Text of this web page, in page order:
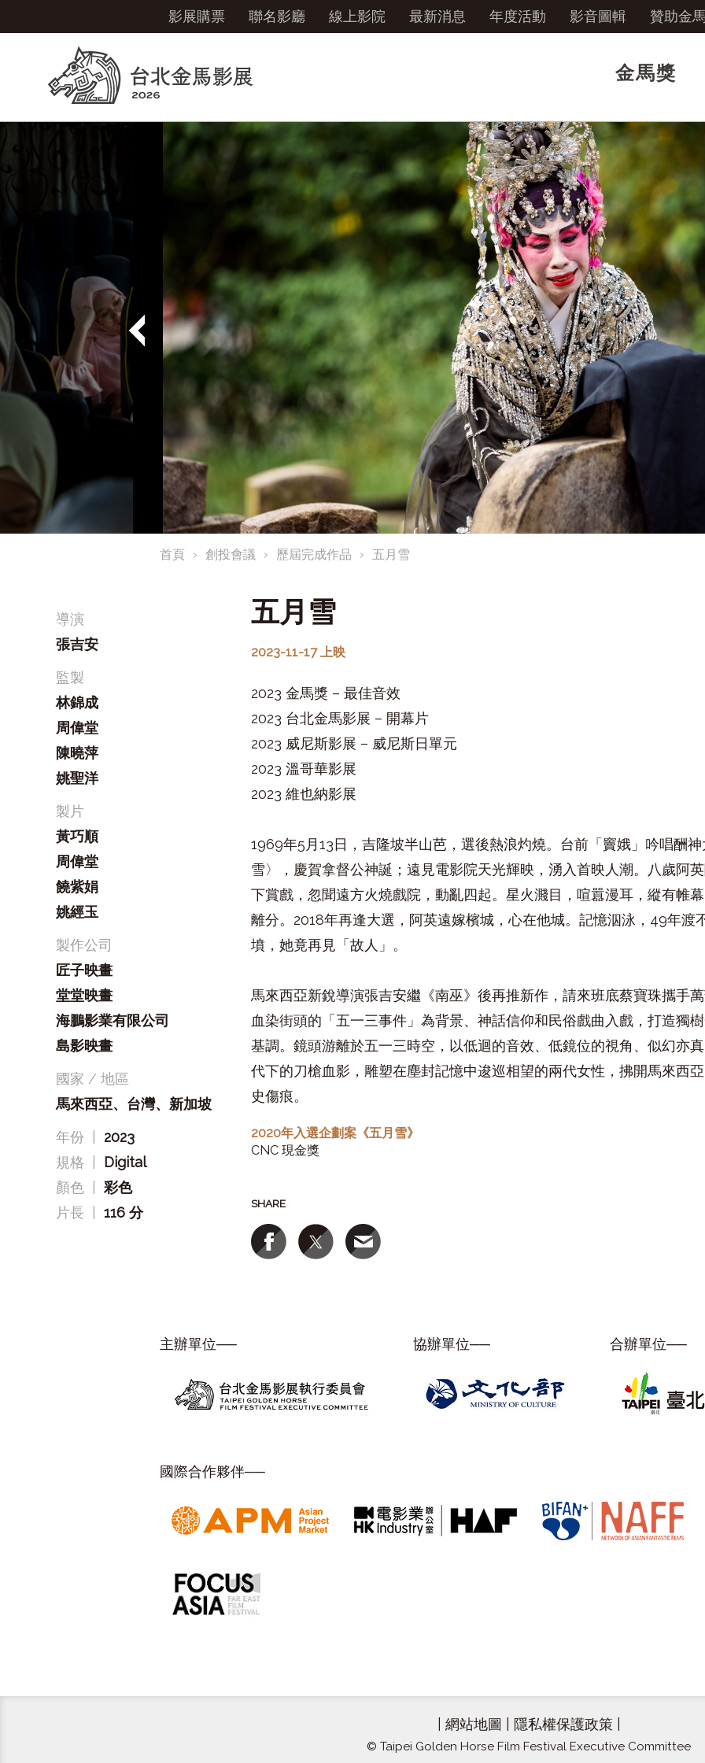
影展購票 聯名影廳 線上影院 最新消息 年度活動 影音圖輯 贊助金
金馬獎
首頁 創投會議 歷屆完成作品 五月雪
導演
張吉安
監製
林錦成
周偉堂
陳曉萍
姚聖洋
製片
黃巧順
周偉堂
饒紫娟
姚經玉
製作公司
匠子映畫
堂堂映畫
海鵬影業有限公司
島影映畫
國家 / 地區
馬來西亞、台灣、新加坡
年份
2023
規格
Digital
顏色 |彩色
片長 |116 分
五月雪
2023-11-17 上映
2023 金馬獎 – 最佳音效
2023 台北金馬影展 – 開幕片
2023 威尼斯影展 – 威尼斯日單元
2023 溫哥華影展
2023 維也納影展
1969年5月13日，吉隆坡半山芭，選後熱浪灼燒。台前「竇娥」吟唱酬
雪〉，慶賀拿督公神誕；遠見電影院天光輝映，湧入首映人潮。八歲阿
下賞戲，忽聞遠方火燒戲院，動亂四起。星火濺目，喧囂漫耳，縱有帷
離分。2018年再逢大選，阿英遠嫁檳城，心在他城。記憶泅泳，49年渡
墳，她竟再見「故人」。
馬來西亞新銳導演張吉安繼《南巫》後再推新作，請來班底蔡寶珠攜手
血染街頭的「五一三事件」為背景、神話信仰和民俗戲曲入戲，打造獨
基調。鏡頭游離於五一三時空，以低迴的音效、低鏡位的視角、似幻亦
代下的刀槍血影，雕塑在塵封記憶中逡巡相望的兩代女性，拂開馬來西
史傷痕。
2020年入選企劃案《五月雪》
CNC 現金獎
SHARE
主辦單位── 協辦單位── 合辦單位──
國際合作夥伴──
網站地圖 隱私權保護政策|
© Taipei Golden Horse Film Festival Executive Committee